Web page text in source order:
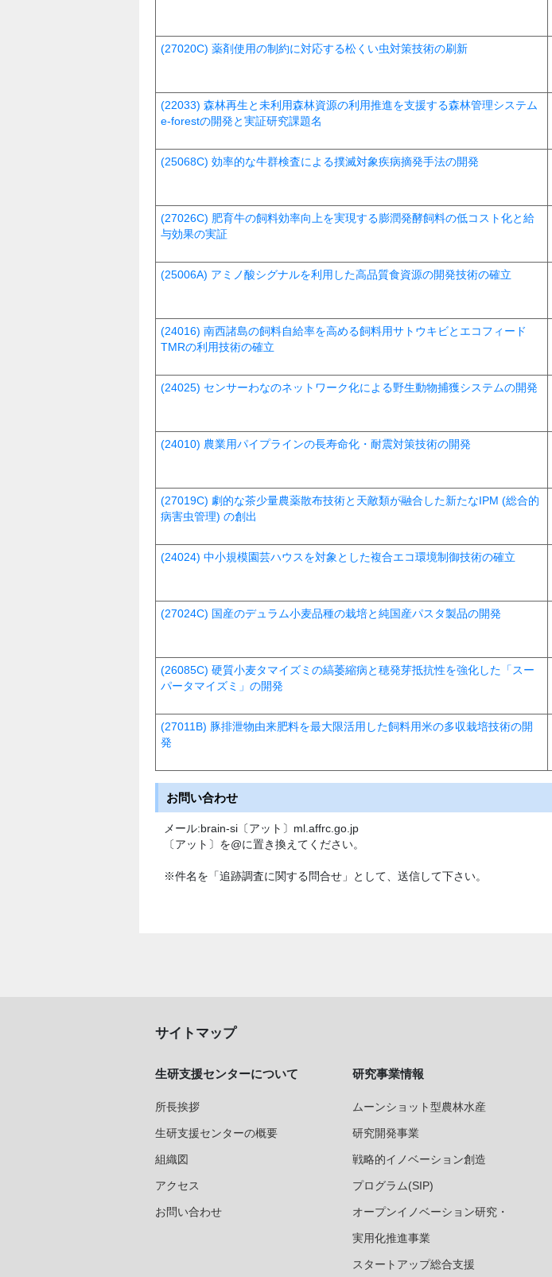
(27020C) 薬剤使用の制約に対応する松くい虫対策技術の刷新
(22033) 森林再生と未利用森林資源の利用推進を支援する森林管理システム
e-forestの開発と実証研究課題名
(25068C) 効率的な牛群検査による撲滅対象疾病摘発手法の開発
(27026C) 肥育牛の飼料効率向上を実現する膨潤発酵飼料の低コスト化と給
与効果の実証
(25006A) アミノ酸シグナルを利用した高品質食資源の開発技術の確立
(24016) 南西諸島の飼料自給率を高める飼料用サトウキビとエコフィード
TMRの利用技術の確立
(24025) センサーわなのネットワーク化による野生動物捕獲システムの開発
(24010) 農業用パイプラインの長寿命化・耐震対策技術の開発
(27019C) 劇的な茶少量農薬散布技術と天敵類が融合した新たなIPM (総合的
病害虫管理) の創出
(24024) 中小規模園芸ハウスを対象とした複合エコ環境制御技術の確立
(27024C) 国産のデュラム小麦品種の栽培と純国産パスタ製品の開発
(26085C) 硬質小麦タマイズミの縞萎縮病と穂発芽抵抗性を強化した「スー
パータマイズミ」の開発
(27011B) 豚排泄物由来肥料を最大限活用した飼料用米の多収栽培技術の開
発
お問い合わせ
メール:brain-si〔アット〕ml.affrc.go.jp
〔アット〕を@に置き換えてください。
※件名を「追跡調査に関する問合せ」として、送信して下さい。
サイトマップ
生研支援センターについて
所長挨拶
生研支援センターの概要
組織図
アクセス
お問い合わせ
研究事業情報
ムーンショット型農林水産
研究開発事業
戦略的イノベーション創造
プログラム(SIP)
オープンイノベーション研究・
実用化推進事業
スタートアップ総合支援